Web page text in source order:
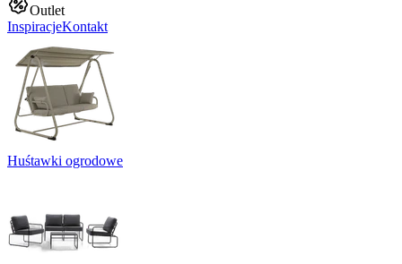
Outlet
InspiracjeKontakt
Huśtawki ogrodowe